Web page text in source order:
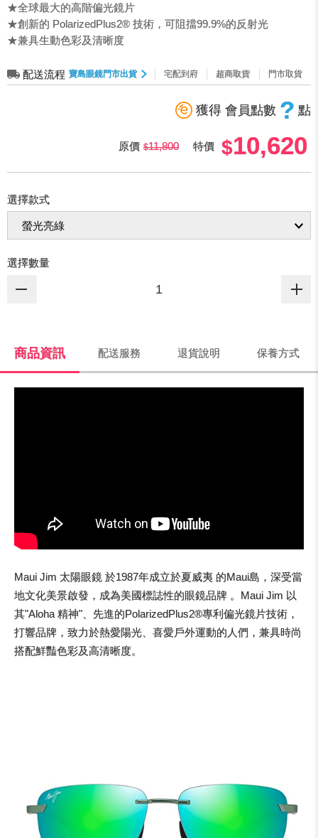
★全球最大的高階偏光鏡片
★創新的 PolarizedPlus2® 技術，可阻擋99.9%的反射光
★兼具生動色彩及清晰度
配送流程 寶島眼鏡門市出貨 宅配到府 超商取貨 門市取貨
獲得 會員點數 ? 點
原價 11,800 特價 10,620
選擇款式
選擇數量
商品資訊 配送服務 退貨說明 保養方式
Maui Jim 太陽眼鏡 於1987年成立於夏威夷 的Maui島，深受當
地文化美景啟發，成為美國標誌性的眼鏡品牌 。Maui Jim 以
其"Aloha 精神"、先進的PolarizedPlus2®專利偏光鏡片技術，
打響品牌，致力於熱愛陽光、喜愛戶外運動的人們，兼具時尚
搭配鮮豔色彩及高清晰度。